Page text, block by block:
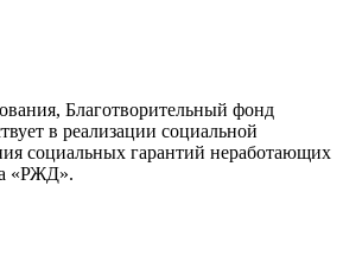
Благотворительный фонд
в реализации социальной
социальных гарантий неработающих
«РЖД».